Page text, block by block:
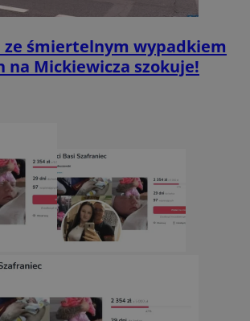
ze śmiertelnym wypadkiem
na Mickiewicza szokuje!